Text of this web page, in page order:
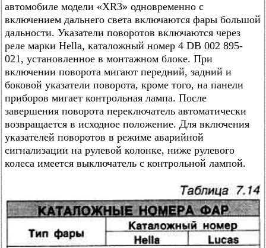
автомобиле модели «XR3» одновременно с
включением дальнего света включаются фары большой
дальности. Указатели поворотов включаются через
реле марки Hella, каталожный номер 4 DB 002 895-
021, установленное в монтажном блоке. При
включении поворота мигают передний, задний и
боковой указатели поворота, кроме того, на панели
приборов мигает контрольная лампа. После
завершения поворота переключатель автоматически
возвращается в исходное положение. Для включения
указателей поворотов в режиме аварийной
сигнализации на рулевой колонке, ниже рулевого
колеса имеется выключатель с контрольной лампой.